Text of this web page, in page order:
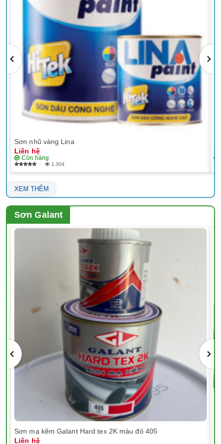
Sơn nhũ vàng Lina
Liên hệ
Còn hàng
1,304
XEM THÊM
Sơn Galant
Sơn mạ kẽm Galant Hard tex 2K màu đỏ 405
Liên hệ